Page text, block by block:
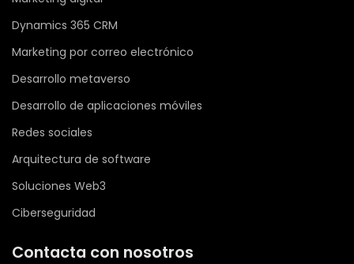
Dynamics 365 CRM
Marketing por correo electrónico
Desarrollo metaverso
Desarrollo de aplicaciones móviles
Redes sociales
Arquitectura de software
Soluciones Web3
Ciberseguridad
Contacta con nosotros